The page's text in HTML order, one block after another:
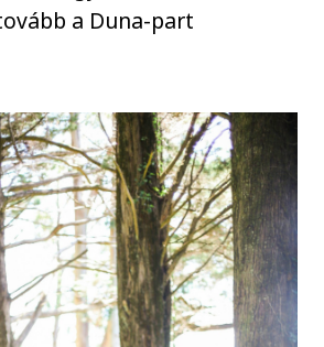
a Duna-part